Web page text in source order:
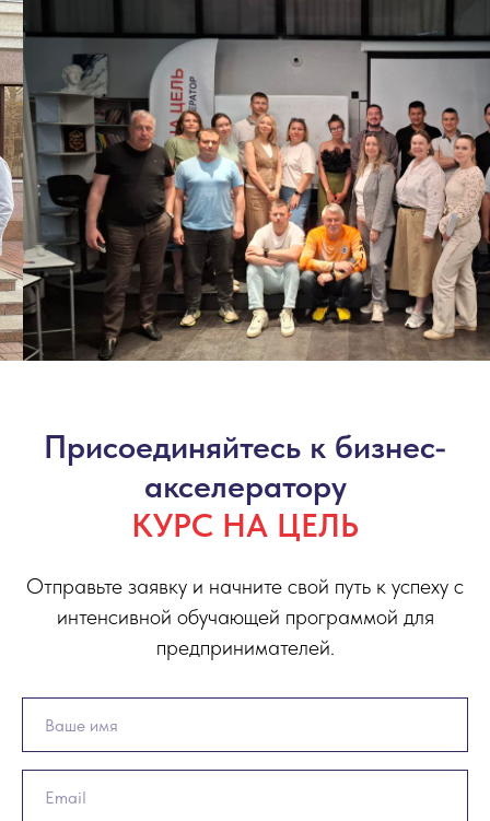
Присоединяйтесь к бизнес-
акселератору
КУРС НА ЦЕЛЬ
Отправьте заявку и начните свой путь к успеху с
интенсивной обучающей программой для
предпринимателей.